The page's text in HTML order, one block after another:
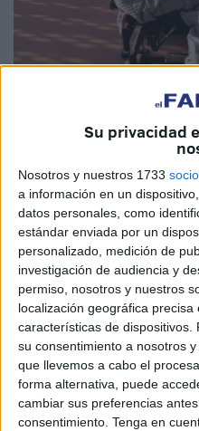
Su privacidad
Nosotros y nuestros 1733
a información en un
datos personales, como
estándar enviada por un
personalizado, medición de
investigación de audiencia y
permiso, nosotros y nuestros
localización geográfica
características de
su consentimiento a nosotros
que llevemos a cabo el
forma alternativa, puede
cambiar sus preferencias
consentimiento. Tenga en
El mundo delCarnaval de
marchado para siempre
un referente de las fiestas.
Siempre con su ingenio
un gran vacío en los
vez el mundo del Carnaval
unos meses nos dejaba
generación que luchó
Ceuta, incluso cuando
abandonada a la ‘reina’ de